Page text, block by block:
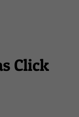
Click